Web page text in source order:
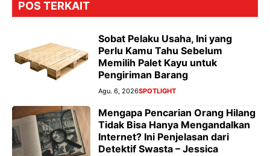
POS TERKAIT
Sobat Pelaku Usaha, Ini yang
Perlu Kamu Tahu Sebelum
Memilih Palet Kayu untuk
Pengiriman Barang
Agu. 6, 2026SPOTLIGHT
Mengapa Pencarian Orang Hilang
Tidak Bisa Hanya Mengandalkan
Internet? Ini Penjelasan dari
Detektif Swasta – Jessica